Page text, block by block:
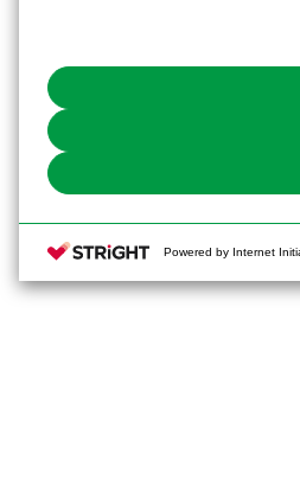
the use of all Cookies except for
Powered by Internet